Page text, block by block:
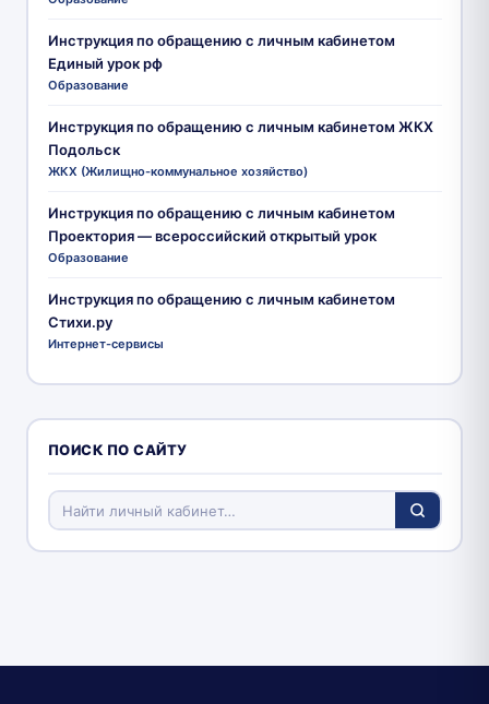
Инструкция по обращению с личным кабинетом
Единый урок рф
Образование
Инструкция по обращению с личным кабинетом ЖКХ
Подольск
ЖКХ (Жилищно-коммунальное хозяйство)
Инструкция по обращению с личным кабинетом
Проектория — всероссийский открытый урок
Образование
Инструкция по обращению с личным кабинетом
Стихи.ру
Интернет-сервисы
ПОИСК ПО САЙТУ